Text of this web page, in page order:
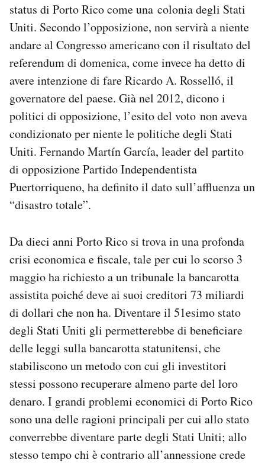
status di Porto Rico come una colonia degli Stati
Uniti. Secondo l’opposizione, non servirà a niente
andare al Congresso americano con il risultato del
referendum di domenica, come invece ha detto di
avere intenzione di fare Ricardo A. Rosselló, il
governatore del paese. Già nel 2012, dicono i
politici di opposizione, l’esito del voto non aveva
condizionato per niente le politiche degli Stati
Uniti. Fernando Martín García, leader del partito
di opposizione Partido Independentista
Puertorriqueno, ha definito il dato sull’affluenza un
“disastro totale”.
Da dieci anni Porto Rico si trova in una profonda
crisi economica e fiscale, tale per cui lo scorso 3
maggio ha richiesto a un tribunale la bancarotta
assistita poiché deve ai suoi creditori 73 miliardi
di dollari che non ha. Diventare il 51esimo stato
degli Stati Uniti gli permetterebbe di beneficiare
delle leggi sulla bancarotta statunitensi, che
stabiliscono un metodo con cui gli investitori
stessi possono recuperare almeno parte del loro
denaro. I grandi problemi economici di Porto Rico
sono una delle ragioni principali per cui allo stato
converrebbe diventare parte degli Stati Uniti; allo
stesso tempo chi è contrario all’annessione crede